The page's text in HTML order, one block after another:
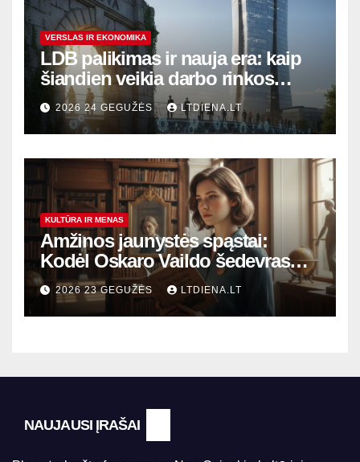
VERSLAS IR EKONOMIKA
LDB palikimas ir nauja era: kaip
šiandien veikia darbo rinkos
variklis Lietuvoje?
2026 24 GEGUŽĖS LTDIENA.LT
KULTŪRA IR MENAS
Amžinos jaunystės spąstai:
Kodėl Oskaro Vaildo šedevras
šiandien aktualesnis nei bet
kada?
2026 23 GEGUŽĖS LTDIENA.LT
NAUJAUSI ĮRAŠAI